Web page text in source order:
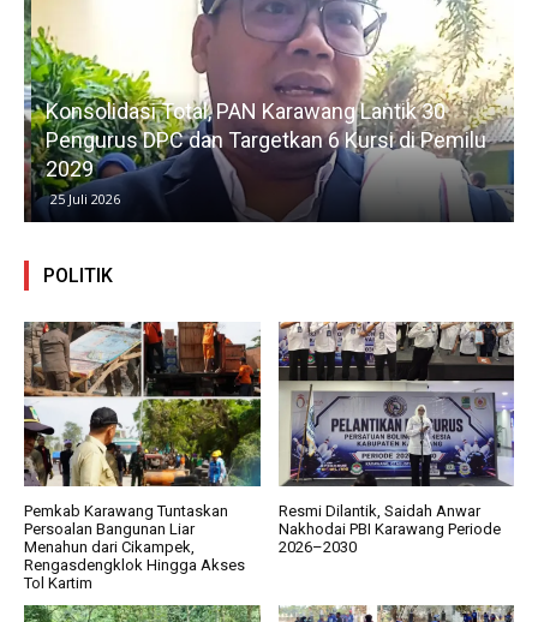
Konsolidasi Total, PAN Karawang Lantik 30
Pengurus DPC dan Targetkan 6 Kursi di Pemilu
2029
25 Juli 2026
POLITIK
Pemkab Karawang Tuntaskan
Persoalan Bangunan Liar
Menahun dari Cikampek,
Rengasdengklok Hingga Akses
Tol Kartim
Resmi Dilantik, Saidah Anwar
Nakhodai PBI Karawang Periode
2026–2030